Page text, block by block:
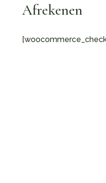
Afrekenen